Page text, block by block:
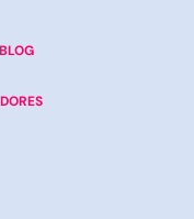
BLOG